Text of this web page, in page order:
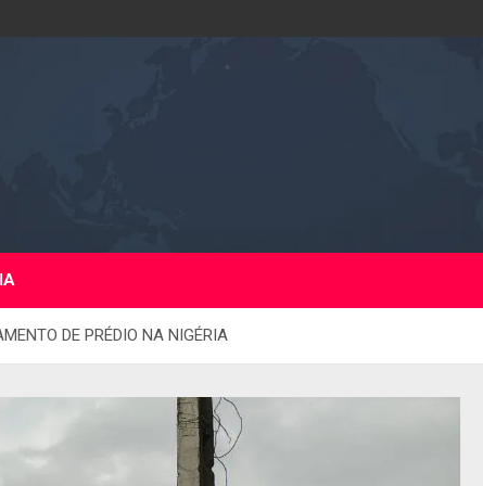
DE PRÉDIO NA NIGÉRIA